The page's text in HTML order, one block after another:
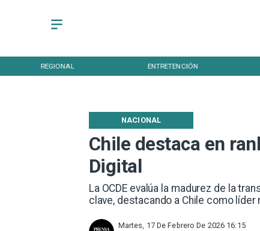
REGIONAL ENTRETENCIÓN
Chile destaca en
Digital
La OCDE evalúa la madurez de la
clave, destacando a Chile como líder
NACIONAL
Martes, 17 De Febrero De 2026 16:15